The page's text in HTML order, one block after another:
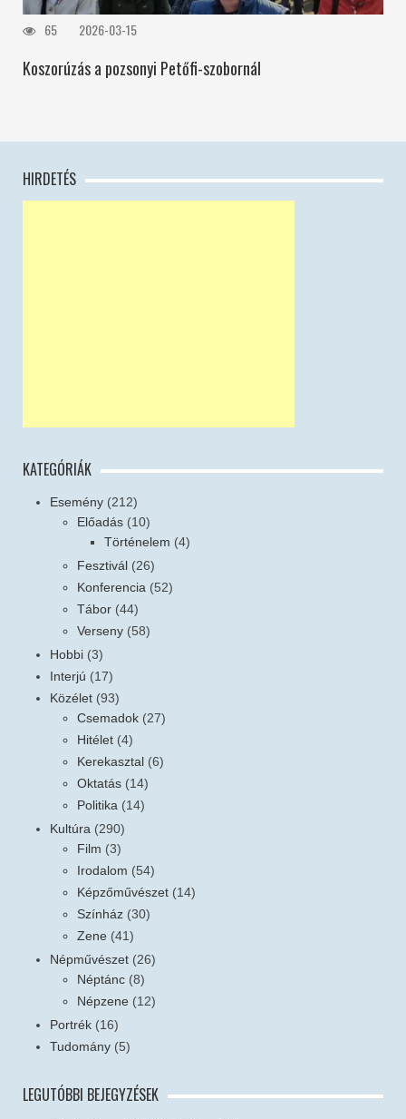
65 2026-03-15
Koszorúzás a pozsonyi Petőfi-szobornál
HIRDETÉS
KATEGÓRIÁK
Esemény (212)
Előadás (10)
Történelem (4)
Fesztivál (26)
Konferencia (52)
Tábor (44)
Verseny (58)
Hobbi (3)
Interjú (17)
Közélet (93)
Csemadok (27)
Hitélet (4)
Kerekasztal (6)
Oktatás (14)
Politika (14)
Kultúra (290)
Film (3)
Irodalom (54)
Képzőművészet (14)
Színház (30)
Zene (41)
Népművészet (26)
Néptánc (8)
Népzene (12)
Portrék (16)
Tudomány (5)
LEGUTÓBBI BEJEGYZÉSEK